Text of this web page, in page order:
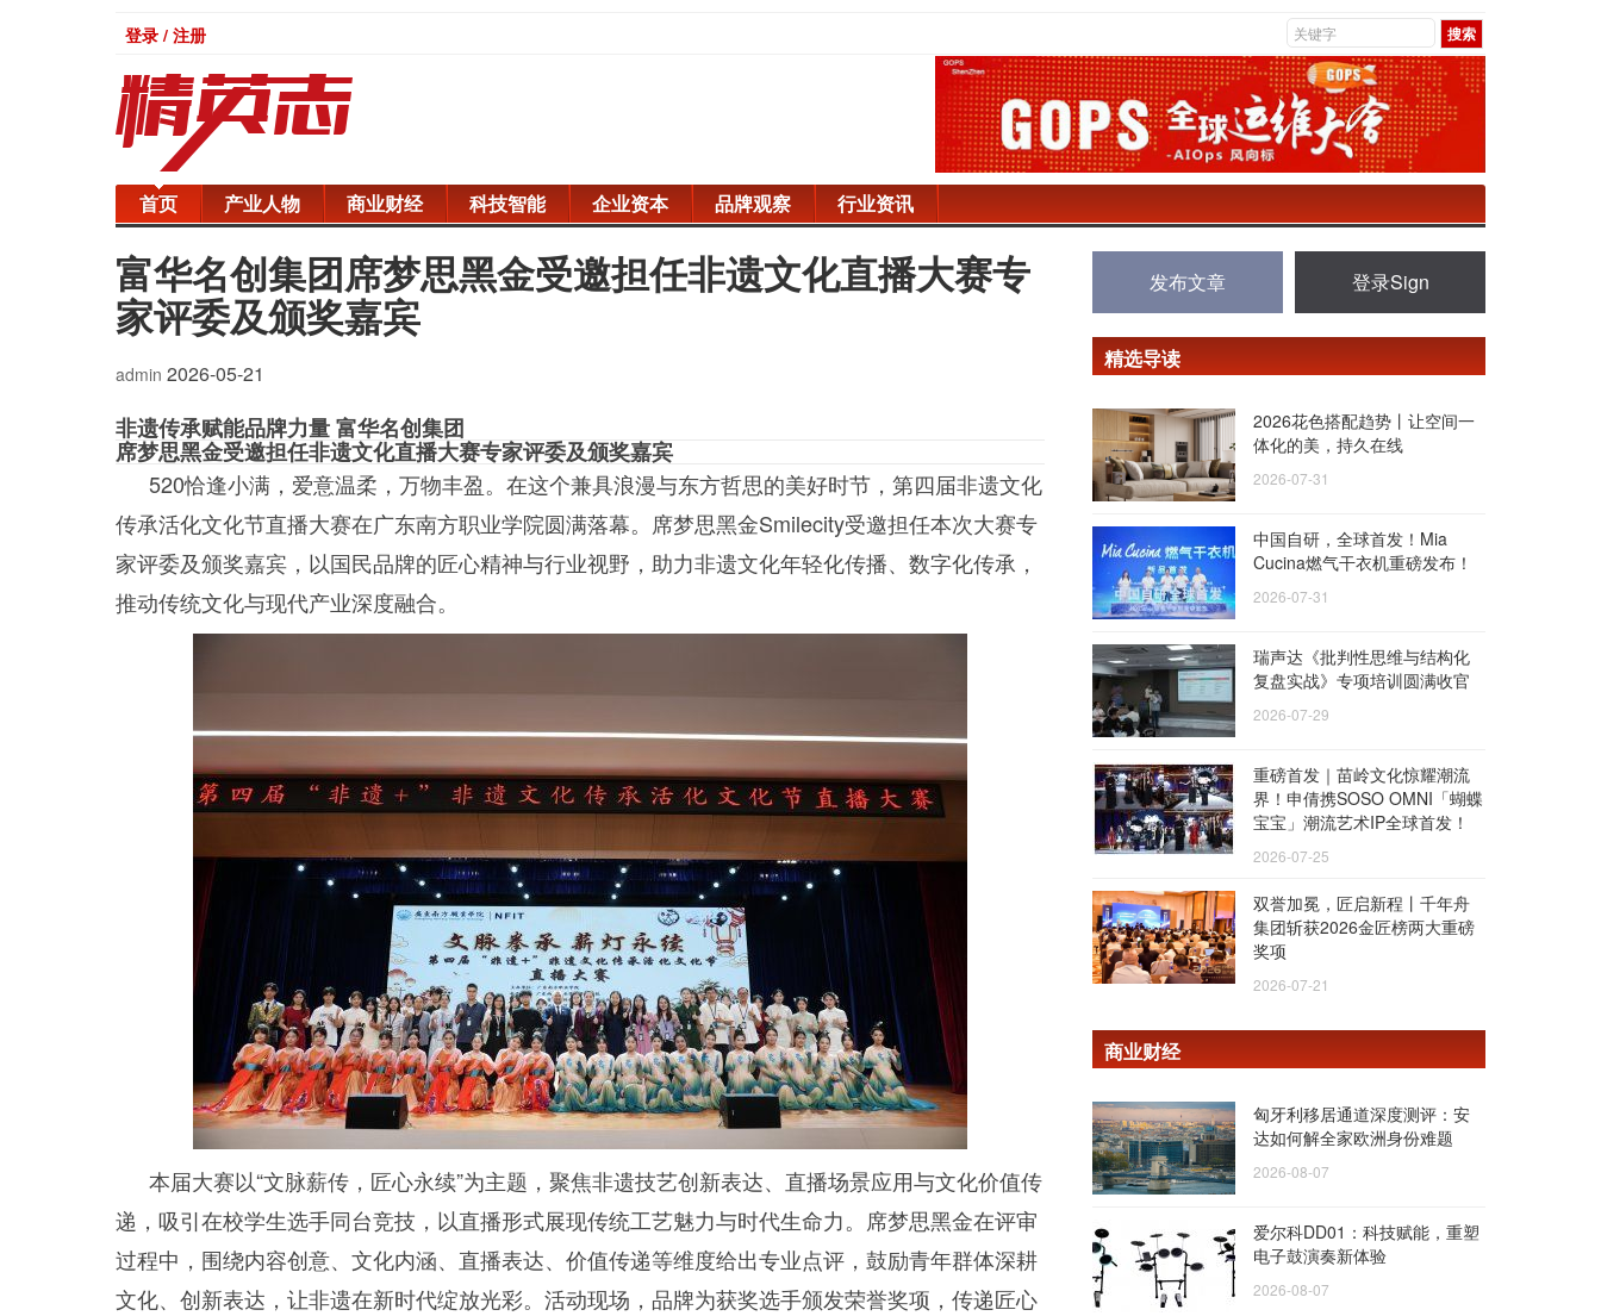
登录 / 注册
首页 产业人物 商业财经 科技智能 企业资本 品牌观察 行业资讯
富华名创集团席梦思黑金受邀担任非遗文化直播大赛专
家评委及颁奖嘉宾
admin 2026-05-21
非遗传承赋能品牌力量 富华名创集团
席梦思黑金受邀担任非遗文化直播大赛专家评委及颁奖嘉宾
520恰逢小满，爱意温柔，万物丰盈。在这个兼具浪漫与东方哲思的美好时节，第四届非遗文化
传承活化文化节直播大赛在广东南方职业学院圆满落幕。席梦思黑金Smilecity受邀担任本次大赛专
家评委及颁奖嘉宾，以国民品牌的匠心精神与行业视野，助力非遗文化年轻化传播、数字化传承，
推动传统文化与现代产业深度融合。
本届大赛以“文脉薪传，匠心永续”为主题，聚焦非遗技艺创新表达、直播场景应用与文化价值传
递，吸引在校学生选手同台竞技，以直播形式展现传统工艺魅力与时代生命力。席梦思黑金在评审
过程中，围绕内容创意、文化内涵、直播表达、价值传递等维度给出专业点评，鼓励青年群体深耕
文化、创新表达，让非遗在新时代绽放光彩。活动现场，品牌为获奖选手颁发荣誉奖项，传递匠心
发布文章 登录Sign
精选导读
2026花色搭配趋势丨让空间一
体化的美，持久在线
2026-07-31
中国自研，全球首发！Mia
Cucina燃气干衣机重磅发布！
2026-07-31
瑞声达《批判性思维与结构化
复盘实战》专项培训圆满收官
2026-07-29
重磅首发｜苗岭文化惊耀潮流
界！申倩携SOSO OMNI「蝴蝶
宝宝」潮流艺术IP全球首发！
2026-07-25
双誉加冕，匠启新程丨千年舟
集团斩获2026金匠榜两大重磅
奖项
2026-07-21
商业财经
匈牙利移居通道深度测评：安
达如何解全家欧洲身份难题
2026-08-07
爱尔科DD01：科技赋能，重塑
电子鼓演奏新体验
2026-08-07